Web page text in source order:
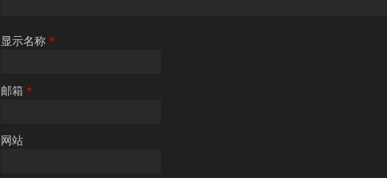
显示名称 *
邮箱 *
网站